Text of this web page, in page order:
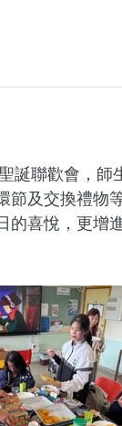
誕聯歡會，
及交換禮物
喜悅，更增